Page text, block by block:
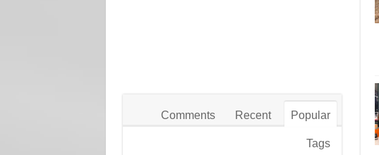
Popular
Recent
Comments
Tags